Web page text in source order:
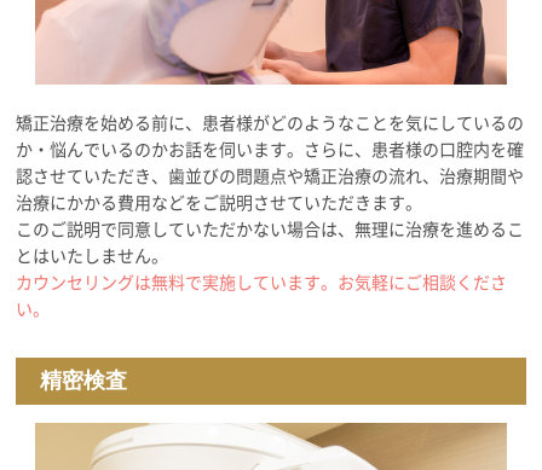
矯正治療を始める前に、患者様がどのようなことを気にしているの
か・悩んでいるのかお話を伺います。さらに、患者様の口腔内を確
認させていただき、歯並びの問題点や矯正治療の流れ、治療期間や
治療にかかる費用などをご説明させていただきます。
このご説明で同意していただかない場合は、無理に治療を進めるこ
とはいたしません。
カウンセリングは無料で実施しています。お気軽にご相談くださ
い。
精密検査